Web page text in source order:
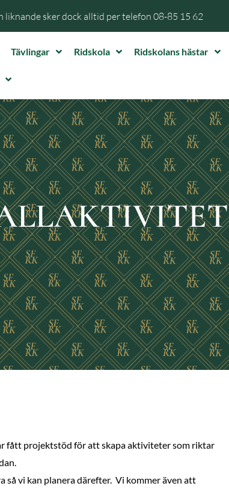
liknande sker dock alltid per telefon 08-85 15 62
Tävlingar Ridskola Ridskolans hästar
fått projektstöd för att skapa aktiviteter som riktar
så vi kan planera därefter. Vi kommer även att